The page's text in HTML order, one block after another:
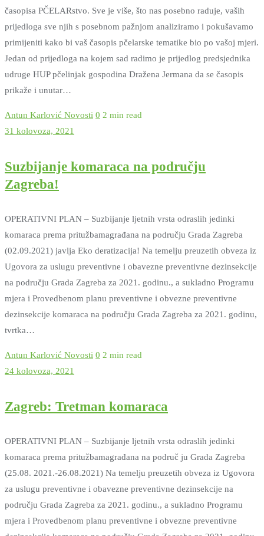
časopisa PČELARstvo. Sve je više, što nas posebno raduje, vaših
prijedloga sve njih s posebnom pažnjom analiziramo i pokušavamo
primijeniti kako bi vaš časopis pčelarske tematike bio po vašoj mjeri.
Jedan od prijedloga na kojem sad radimo je prijedlog predsjednika
udruge HUP pčelinjak gospodina Dražena Jermana da se časopis
prikaže i unutar…
Antun Karlović Novosti 0 2 min read
31 kolovoza, 2021
Suzbijanje komaraca na području
Zagreba!
OPERATIVNI PLAN – Suzbijanje ljetnih vrsta odraslih jedinki
komaraca prema pritužbamagrađana na području Grada Zagreba
(02.09.2021) javlja Eko deratizacija! Na temelju preuzetih obveza iz
Ugovora za uslugu preventivne i obavezne preventivne dezinsekcije
na području Grada Zagreba za 2021. godinu., a sukladno Programu
mjera i Provedbenom planu preventivne i obvezne preventivne
dezinsekcije komaraca na području Grada Zagreba za 2021. godinu,
tvrtka…
Antun Karlović Novosti 0 2 min read
24 kolovoza, 2021
Zagreb: Tretman komaraca
OPERATIVNI PLAN – Suzbijanje ljetnih vrsta odraslih jedinki
komaraca prema pritužbamagrađana na područ ju Grada Zagreba
(25.08. 2021.-26.08.2021) Na temelju preuzetih obveza iz Ugovora
za uslugu preventivne i obavezne preventivne dezinsekcije na
području Grada Zagreba za 2021. godinu., a sukladno Programu
mjera i Provedbenom planu preventivne i obvezne preventivne